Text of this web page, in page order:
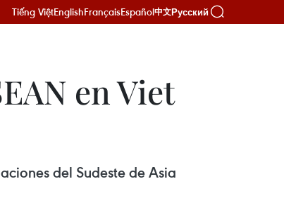
Tiếng ViệtEnglishFrançaisEspañol中文Русский
en Viet
del Sudeste de Asia